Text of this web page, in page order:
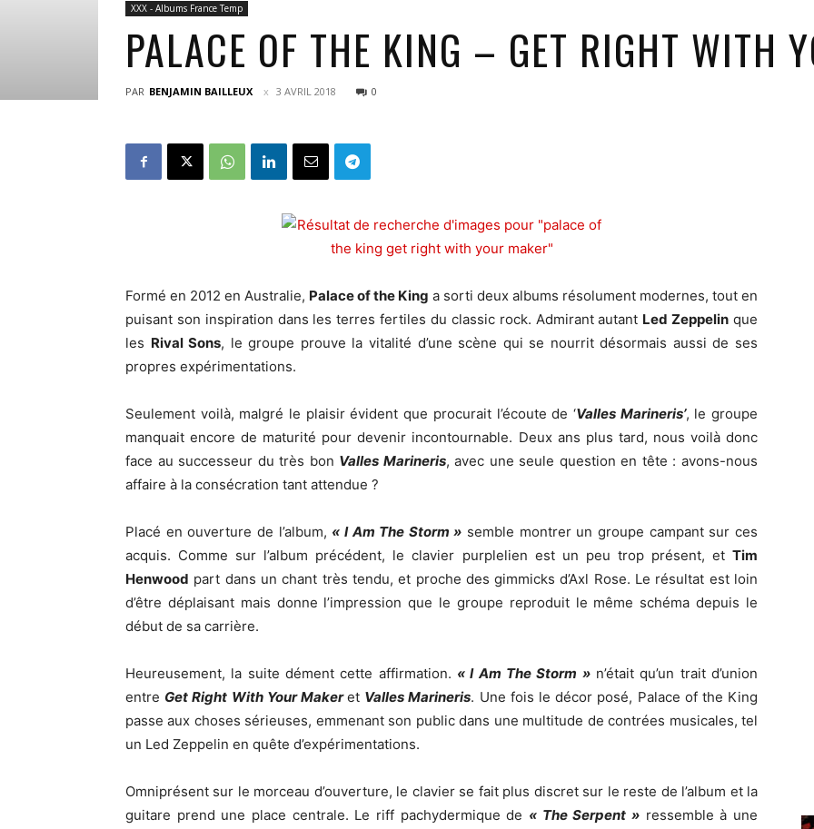
XXX - Albums France Temp
PALACE OF THE KING – GET RIGHT WITH
PAR BENJAMIN BAILLEUX 3 AVRIL 2018 0
Formé en 2012 en Australie, Palace of the King a sorti deux albums résolument modernes, tout en
puisant son inspiration dans les terres fertiles du classic rock. Admirant autant Led Zeppelin que
les Rival Sons, le groupe prouve la vitalité d’une scène qui se nourrit désormais aussi de ses
propres expérimentations.
Seulement voilà, malgré le plaisir évident que procurait l’écoute de ‘Valles Marineris’, le groupe
manquait encore de maturité pour devenir incontournable. Deux ans plus tard, nous voilà donc
face au successeur du très bon Valles Marineris, avec une seule question en tête : avons-nous
affaire à la consécration tant attendue ?
Placé en ouverture de l’album, « I Am The Storm » semble montrer un groupe campant sur ces
acquis. Comme sur l’album précédent, le clavier purplelien est un peu trop présent, et Tim
Henwood part dans un chant très tendu, et proche des gimmicks d’Axl Rose. Le résultat est loin
d’être déplaisant mais donne l’impression que le groupe reproduit le même schéma depuis le
début de sa carrière.
Heureusement, la suite dément cette affirmation. « I Am The Storm »n’était qu’un trait d’union
entre Get Right With Your Makeret Valles Marineris. Une fois le décor posé, Palace of the King
passe aux choses sérieuses, emmenant son public dans une multitude de contrées musicales, tel
un Led Zeppelin en quête d’expérimentations.
Omniprésent sur le morceau d’ouverture, le clavier se fait plus discret sur le reste de l’album et la
guitare prend une place centrale. Le riff pachydermique de « The Serpent » ressemble à une